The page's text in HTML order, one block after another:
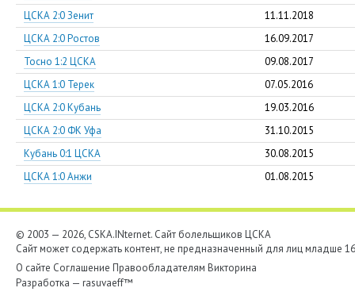
ЦСКА 2:0 Зенит
11.11.2018
ЦСКА 2:0 Ростов
16.09.2017
Тосно 1:2 ЦСКА
09.08.2017
ЦСКА 1:0 Терек
07.05.2016
ЦСКА 2:0 Кубань
19.03.2016
ЦСКА 2:0 ФК Уфа
31.10.2015
Кубань 0:1 ЦСКА
30.08.2015
ЦСКА 1:0 Анжи
01.08.2015
© 2003 — 2026, CSKA.INternet. Cайт болельщиков ЦСКА
Сайт может содержать контент, не предназначенный для лиц младше
О сайте Соглашение Правообладателям Викторина
Разработка — rasuvaeff™